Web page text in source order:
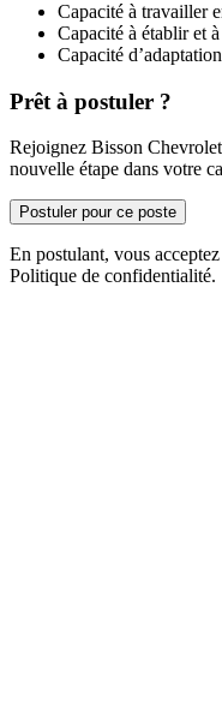
Capacité à travailler
Capacité à établir et
Capacité d’adaptation
Prêt à postuler ?
Rejoignez Bisson
nouvelle étape dans votre
Postuler pour ce poste
En postulant, vous
Politique de confidentialité.